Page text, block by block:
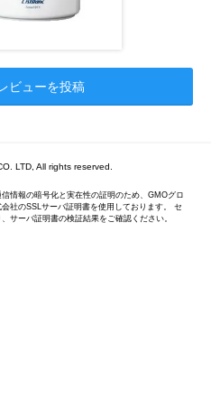
ビューを投稿
LTD, All rights reserved.
情報の暗号化と実在性の証明のため、GMOグロ
社のSSLサーバ証明書を使用しております。 セ
サーバ証明書の検証結果をご確認ください。